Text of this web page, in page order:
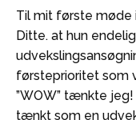
Til mit første
Ditte. at hun
førsteprioritet som
”WOW” tænkte
tænkt som en